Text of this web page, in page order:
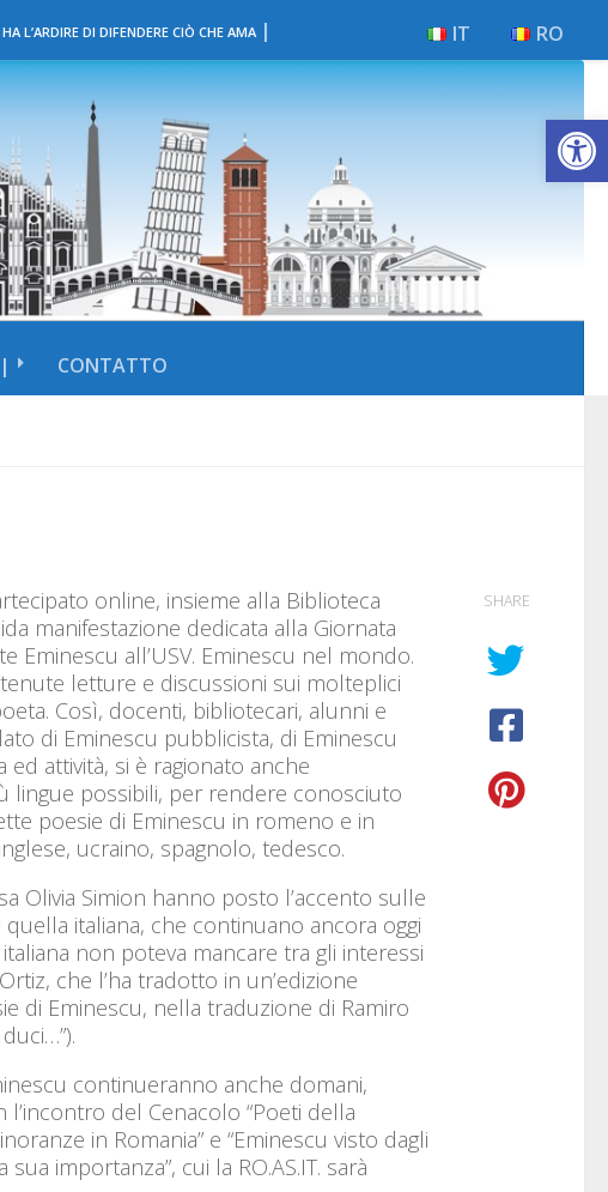
Apri la
L’ARDIRE DI DIFENDERE CIÒ CHE AMA | RO
IT
CONTATTO
online, insieme alla Biblioteca
manifestazione dedicata alla Giornata
Eminescu all’USV. Eminescu nel mondo.
letture e discussioni sui molteplici
Così, docenti, bibliotecari, alunni e
di Eminescu pubblicista, di Eminescu
attività, si è ragionato anche
lingue possibili, per rendere conosciuto
poesie di Eminescu in romeno e in
ucraino, spagnolo, tedesco.
Olivia Simion hanno posto l’accento sulle
italiana, che continuano ancora oggi
non poteva mancare tra gli interessi
che l’ha tradotto in un’edizione
di Eminescu, nella traduzione di Ramiro
continueranno anche domani,
del Cenacolo “Poeti della
in Romania” e “Eminescu visto dagli
importanza”, cui la RO.AS.IT. sarà
SHARE